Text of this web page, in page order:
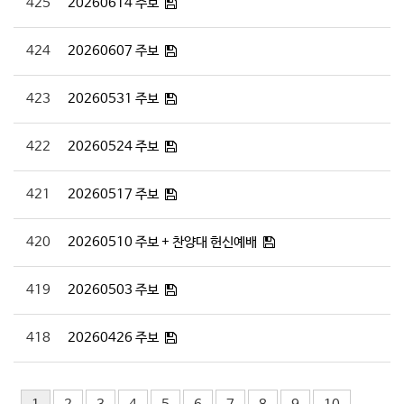
424 20260607 주보
423 20260531 주보
422 20260524 주보
421 20260517 주보
420 20260510 주보 + 찬양대 헌신예배
419 20260503 주보
418 20260426 주보